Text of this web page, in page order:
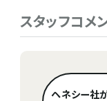
スタッフコメ
ヘネシー社